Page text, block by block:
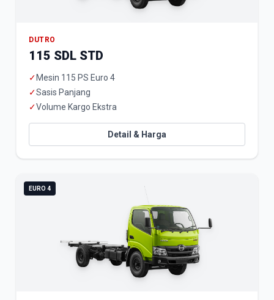
DUTRO
115 SDL STD
✓ Mesin 115 PS Euro 4
✓Sasis Panjang
✓Volume Kargo Ekstra
Detail & Harga
EURO 4